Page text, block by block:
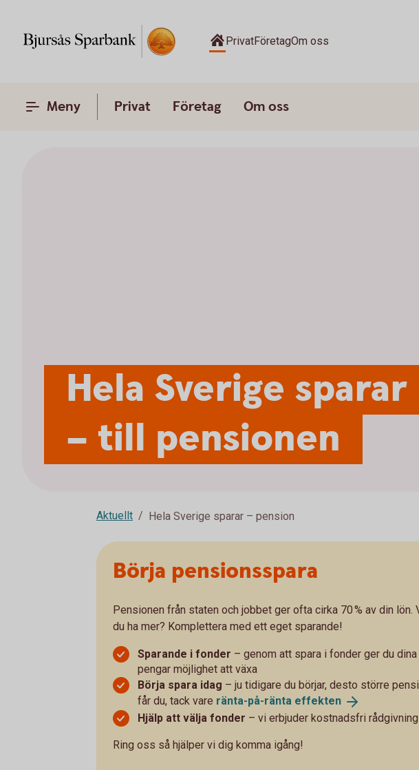
PrivatFöretagOm oss
Meny Privat Företag Om oss
Hela Sverige sparar
– till pensionen
Aktuellt Hela Sverige sparar – pension
Börja pensionsspara
Pensionen från staten och jobbet ger ofta cirka 70 % av din lön.
du ha mer? Komplettera med ett eget sparande!
Sparande i fonder – genom att spara i fonder ger du dina
pengar möjlighet att växa
Börja spara idag – ju tidigare du börjar, desto större
får du, tack vare ränta-på-ränta effekten
Hjälp att välja fonder – vi erbjuder kostnadsfri rådgivning
Ring oss så hjälper vi dig komma igång!